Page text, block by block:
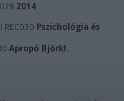
2014
Pszichológia és
Apropó Björk!.